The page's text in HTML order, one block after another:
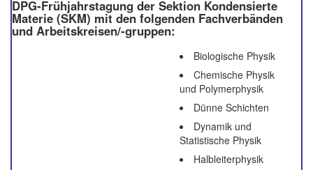
DPG-Frühjahrstagung der Sektion Kondensierte
Materie (SKM) mit den folgenden Fachverbänden
und Arbeitskreisen/-gruppen:
Biologische Physik
Chemische Physik
und Polymerphysik
Dünne Schichten
Dynamik und
Statistische Physik
Halbleiterphysik